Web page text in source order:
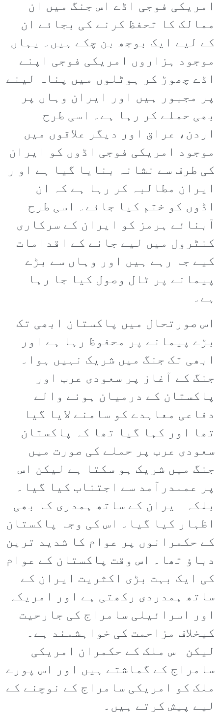
امریکی فوجی اڈے اس جنگ میں ان
ممالک کا تحفظ کرنے کی بجائے ان
کے لیے ایک بوجھ بن چکے ہیں۔ یہاں
موجود ہزاروں امریکی فوجی اپنے
اڈے چھوڑ کر ہوٹلوں میں پناہ لینے
پر مجبور ہیں اور ایران وہاں پر
بھی حملے کر رہا ہے۔ اسی طرح
اردن، عراق اور دیگر علاقوں میں
موجود امریکی فوجی اڈوں کو ایران
کی طرف سے نشانہ بنایا گیا ہے او ر
ایران مطالبہ کر رہا ہے کہ ان
اڈوں کو ختم کیا جائے۔ اسی طرح
آبنائے ہرمز کو ایران کے سرکاری
کنٹرول میں لیے جانے کے اقدامات
کیے جا رہے ہیں اور وہاں سے بڑے
پیمانے پر ٹال وصول کیا جا رہا
ہے۔
اس صورتحال میں پاکستان ابھی تک
بڑے پیمانے پر محفوظ رہا ہے اور
ابھی تک جنگ میں شریک نہیں ہوا۔
جنگ کے آغاز پر سعودی عرب اور
پاکستان کے درمیان ہونے والے
دفاعی معاہدے کو سامنے لایا گیا
تھا اور کہا گیا تھا کہ پاکستان
سعودی عرب پر حملے کی صورت میں
جنگ میں شریک ہو سکتا ہے لیکن اس
پر عملدرآمد سے اجتناب کیا گیا۔
بلکہ ایران کے ساتھ ہمدری کا بھی
اظہار کیا گیا۔ اس کی وجہ پاکستان
کے حکمرانوں پر عوام کا شدید ترین
دباؤ تھا۔ اس وقت پاکستان کے عوام
کی ایک بہت بڑی اکثریت ایران کے
ساتھ ہمدردی رکھتی ہے اور امریکہ
اور اسرائیلی سامراج کی جارحیت
کیخلاف مزاحمت کی خواہشمند ہے۔
لیکن اس ملک کے حکمران امریکی
سامراج کے گماشتے ہیں اور اس پورے
ملک کو امریکی سامراج کے نوچنے کے
لیے پیش کرتے ہیں۔